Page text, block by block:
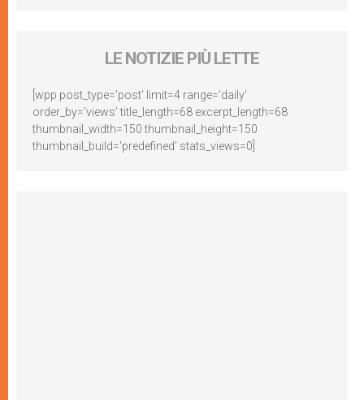
LE NOTIZIE PIÙ LETTE
[wpp post_type='post' limit=4 range='daily'
order_by='views' title_length=68 excerpt_length=68
thumbnail_width=150 thumbnail_height=150
thumbnail_build='predefined' stats_views=0]